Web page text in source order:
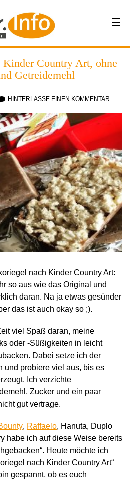
Kinder Country Art, ohne
Getreidemehl
HINTERLASSE EINEN KOMMENTAR
nach Kinder Country Art:
so aus wie das Original und
daran. Na ja etwas gesünder
das ist auch okay so ;).
viel Spaß daran, meine
oder -Süßigkeiten in leicht
Dabei setze ich der
und probiere viel aus, bis es
Ich verzichte
Zucker und ein paar
gut vertrage.
, Raffaelo, Hanuta, Duplo
habe ich auf diese Weise bereits
Heute möchte ich
nach Kinder Country Art“
gespannt, ob es euch